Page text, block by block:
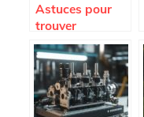
Astuces pour
trouver
facilement un
appartement
avec garage
pour votre
voiture